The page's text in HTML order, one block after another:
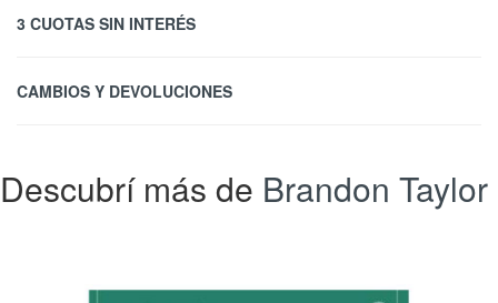
3 CUOTAS SIN INTERÉS
CAMBIOS Y DEVOLUCIONES
Descubrí más de Brandon Taylor